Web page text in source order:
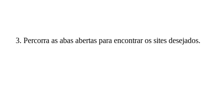
Percorra as abas abertas para encontrar os sites desejados.